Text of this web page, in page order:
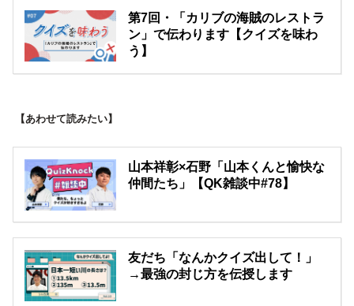
第7回・「カリブの海賊のレストラ
ン」で伝わります【クイズを味わ
う】
【あわせて読みたい】
山本祥彰×石野「山本くんと愉快な
仲間たち」【QK雑談中#78】
友だち「なんかクイズ出して！」
→最強の封じ方を伝授します